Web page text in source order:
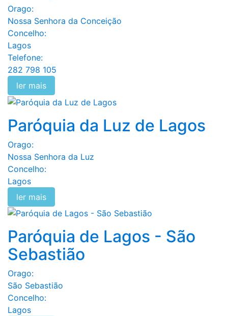
Orago:
Nossa Senhora da Conceição
Concelho:
Lagos
Telefone:
282 798 105
ler mais
Paróquia da Luz de Lagos
Orago:
Nossa Senhora da Luz
Concelho:
Lagos
ler mais
Paróquia de Lagos - São
Sebastião
Orago:
São Sebastião
Concelho:
Lagos